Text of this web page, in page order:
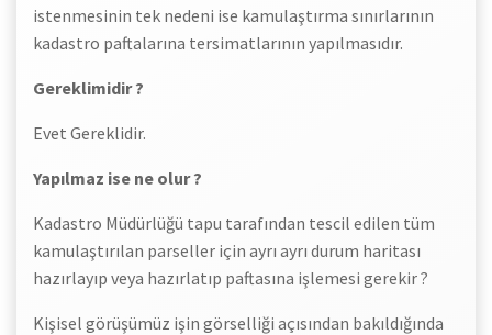
istenmesinin tek nedeni ise kamulaştırma sınırlarının
kadastro paftalarına tersimatlarının yapılmasıdır.
Gereklimidir ?
Evet Gereklidir.
Yapılmaz ise ne olur ?
Kadastro Müdürlüğü tapu tarafından tescil edilen tüm
kamulaştırılan parseller için ayrı ayrı durum haritası
hazırlayıp veya hazırlatıp paftasına işlemesi gerekir ?
Kişisel görüşümüz işin görselliği açısından bakıldığında